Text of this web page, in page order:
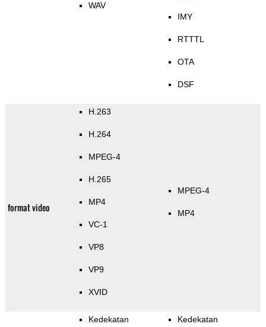
WAV
IMY
RTTTL
OTA
DSF
format video
H.263
H.264
MPEG-4
H.265
MP4
VC-1
VP8
VP9
XVID
MPEG-4
MP4
Kedekatan Kedekatan